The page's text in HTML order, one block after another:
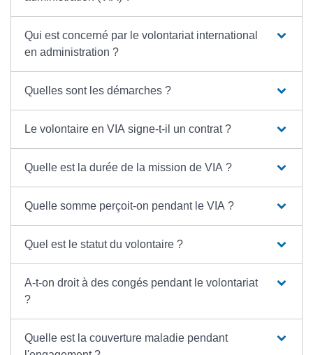
Qui est concerné par le volontariat international
en administration ?
Quelles sont les démarches ?
Le volontaire en VIA signe-t-il un contrat ?
Quelle est la durée de la mission de VIA ?
Quelle somme perçoit-on pendant le VIA ?
Quel est le statut du volontaire ?
A-t-on droit à des congés pendant le volontariat
?
Quelle est la couverture maladie pendant